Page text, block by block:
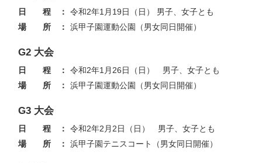
日 程 ：
令和2年1月19日（日） 男子、女子とも
場 所 ：
浜甲子園運動公園（男女同日開催）
G2 大会
日 程 ：
令和2年1月26日（日） 男子、女子とも
場 所 ：
浜甲子園運動公園（男女同日開催）
G3 大会
日 程 ：
令和2年2月2日（日） 男子、女子とも
場 所 ：
浜甲子園テニスコート（男女同日開催）